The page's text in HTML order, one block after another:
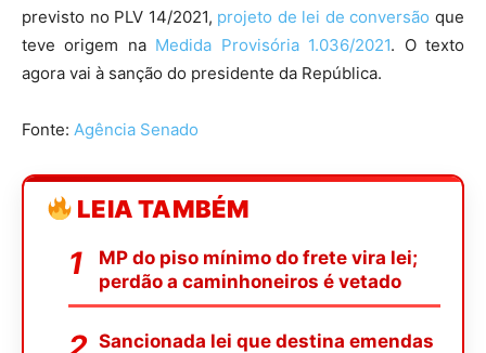
previsto no PLV 14/2021, projeto de lei de conversão que
teve origem na Medida Provisória 1.036/2021. O texto
agora vai à sanção do presidente da República.
Fonte: Agência Senado
LEIA TAMBÉM
MP do piso mínimo do frete vira lei;
perdão a caminhoneiros é vetado
Sancionada lei que destina emendas